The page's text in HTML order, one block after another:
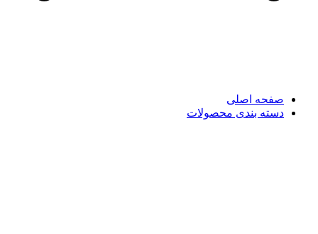
صفحه اصلی
دسته بندی محصولات